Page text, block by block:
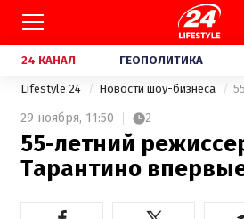
24 КАНАЛ ГЕОПОЛИТИКА
Lifestyle 24 Новости шоу-бизнеса
29 ноября, 11:50 2
55-летний
Тарантино